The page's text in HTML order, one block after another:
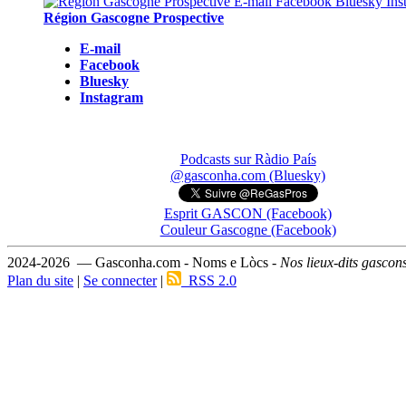
Région Gascogne Prospective
E-mail
Facebook
Bluesky
Instagram
Podcasts sur Ràdio País
@gasconha.com (Bluesky)
Esprit GASCON (Facebook)
Couleur Gascogne (Facebook)
2024-2026 — Gasconha.com - Noms e Lòcs - Nos lieux-dits
Plan du site | Se connecter| RSS 2.0